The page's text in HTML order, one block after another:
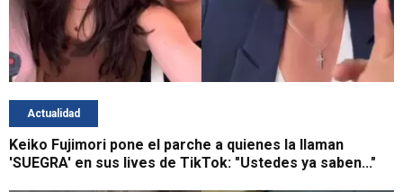
Actualidad
Keiko Fujimori pone el parche a quienes la llaman
'SUEGRA' en sus lives de TikTok: "Ustedes ya saben..."